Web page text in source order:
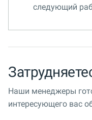
следующий
Наши менеджеры
интересующего вас